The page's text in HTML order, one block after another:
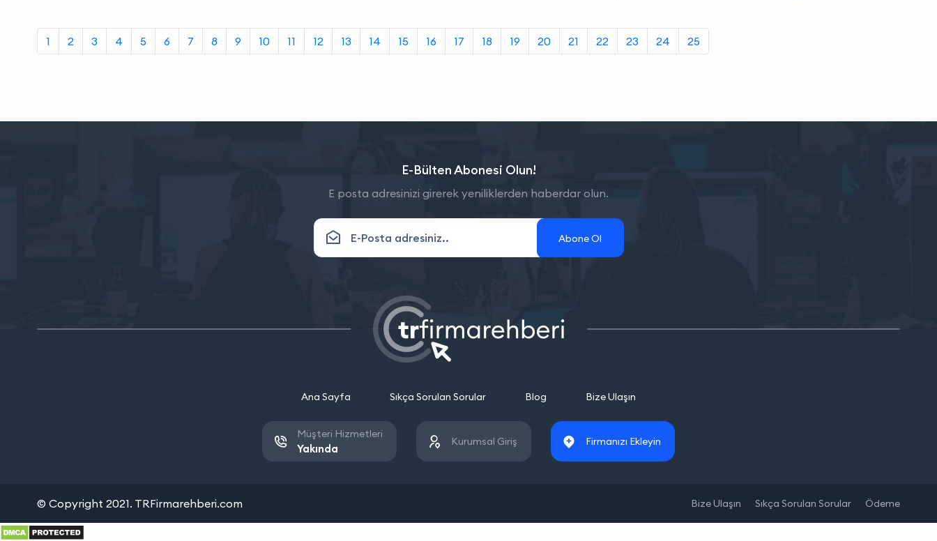
1 2 3 4 5 6 7 8 9 10 11 12 13 14 15 16 17 18 19 20 21 22 23 24 25
E-Bülten Abonesi Olun!
E posta adresinizi girerek yeniliklerden haberdar olun.
Abone Ol
Ana Sayfa Sıkça Sorulan Sorular Blog Bize Ulaşın
Müşteri Hizmetleri
Yakında
Kurumsal Giriş Firmanızı Ekleyin
© Copyright 2021. TRFirmarehberi.com Bize Ulaşın Sıkça Sorulan Sorular Ödeme